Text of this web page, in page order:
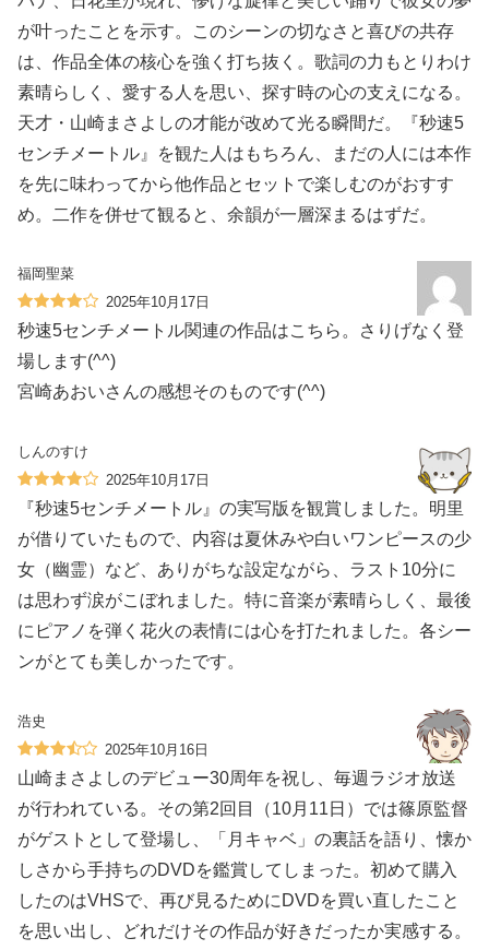
が叶ったことを示す。このシーンの切なさと喜びの共存
は、作品全体の核心を強く打ち抜く。歌詞の力もとりわけ
素晴らしく、愛する人を思い、探す時の心の支えになる。
天才・山崎まさよしの才能が改めて光る瞬間だ。『秒速5
センチメートル』を観た人はもちろん、まだの人には本作
を先に味わってから他作品とセットで楽しむのがおすす
め。二作を併せて観ると、余韻が一層深まるはずだ。
福岡聖菜
2025年10月17日
秒速5センチメートル関連の作品はこちら。さりげなく登
場します(^^)
宮崎あおいさんの感想そのものです(^^)
しんのすけ
2025年10月17日
『秒速5センチメートル』の実写版を観賞しました。明里
が借りていたもので、内容は夏休みや白いワンピースの少
女（幽霊）など、ありがちな設定ながら、ラスト10分に
は思わず涙がこぼれました。特に音楽が素晴らしく、最後
にピアノを弾く花火の表情には心を打たれました。各シー
ンがとても美しかったです。
浩史
2025年10月16日
山崎まさよしのデビュー30周年を祝し、毎週ラジオ放送
が行われている。その第2回目（10月11日）では篠原監督
がゲストとして登場し、「月キャベ」の裏話を語り、懐か
しさから手持ちのDVDを鑑賞してしまった。初めて購入
したのはVHSで、再び見るためにDVDを買い直したこと
を思い出し、どれだけその作品が好きだったか実感する。